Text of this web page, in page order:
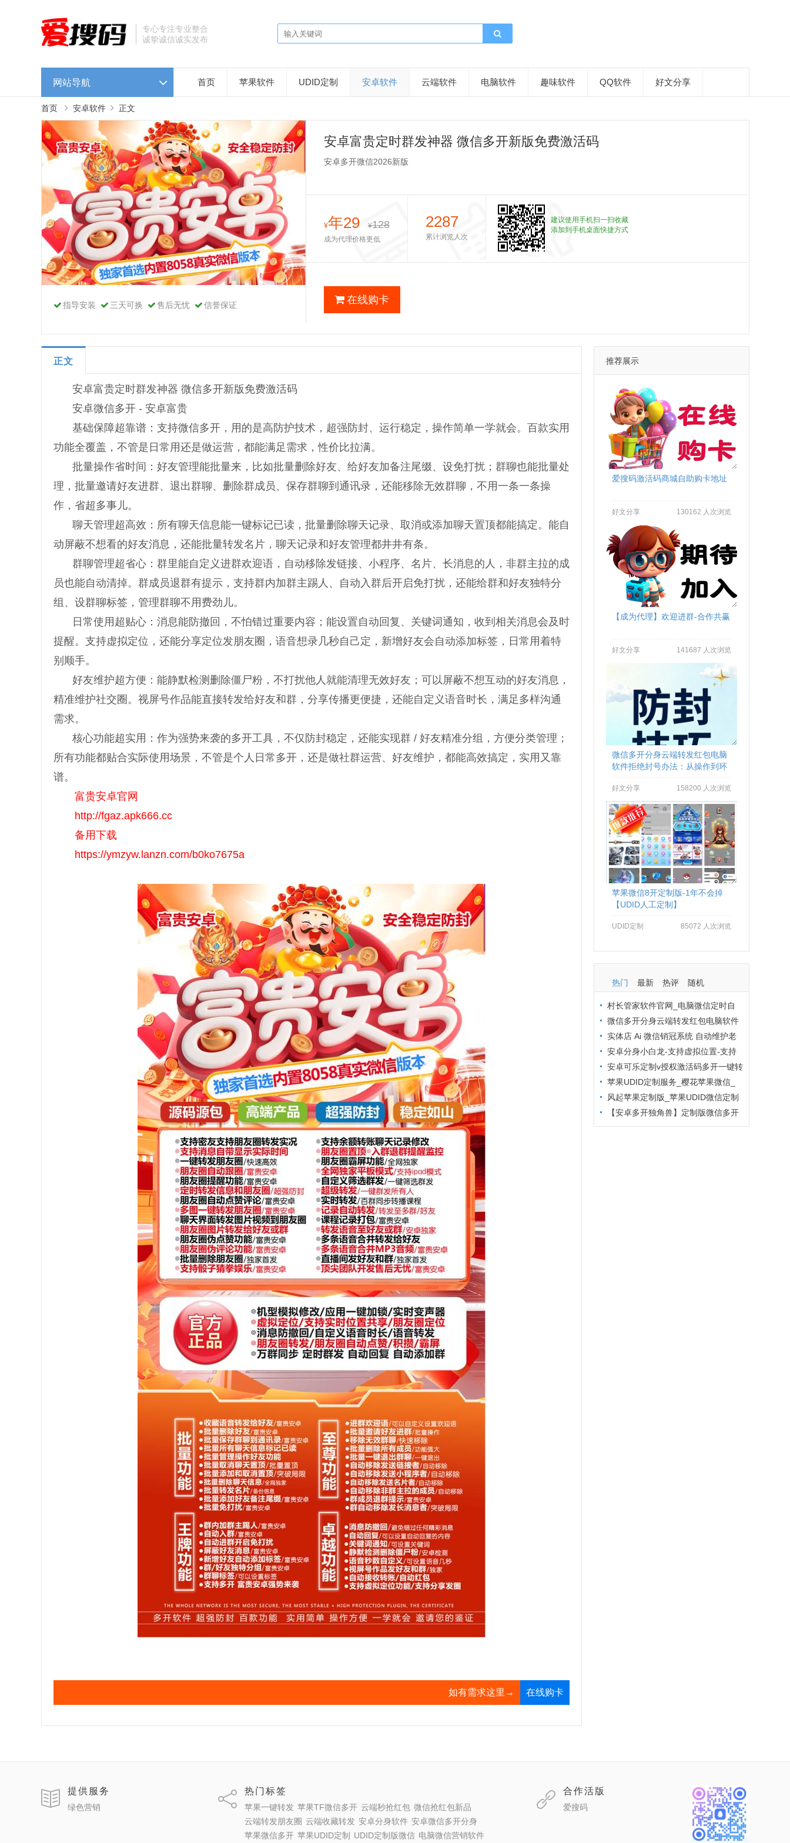
专心专注专业整合
诚挚诚信诚实发布
网站导航 首页 苹果软件 UDID定制 安卓软件 云端软件 电脑软件 趣味软件 QQ软件 好文分享
首页 安卓软件 正文
指导安装 三天可换 售后无忧 信誉保证
安卓富贵定时群发神器 微信多开新版免费激活码
安卓多开微信2026新版
¥年29 ¥128
成为代理价格更低
2287
累计浏览人次
建议使用手机扫一扫收藏
添加到手机桌面快捷方式
在线购卡
正文
安卓富贵定时群发神器 微信多开新版免费激活码
安卓微信多开 - 安卓富贵
基础保障超靠谱：支持微信多开，用的是高防护技术，超强防封、运行稳定，操作简单一学就会。百款实用
功能全覆盖，不管是日常用还是做运营，都能满足需求，性价比拉满。
批量操作省时间：好友管理能批量来，比如批量删除好友、给好友加备注尾缀、设免打扰；群聊也能批量处
理，批量邀请好友进群、退出群聊、删除群成员、保存群聊到通讯录，还能移除无效群聊，不用一条一条操
作，省超多事儿。
聊天管理超高效：所有聊天信息能一键标记已读，批量删除聊天记录、取消或添加聊天置顶都能搞定。能自
动屏蔽不想看的好友消息，还能批量转发名片，聊天记录和好友管理都井井有条。
群聊管理超省心：群里能自定义进群欢迎语，自动移除发链接、小程序、名片、长消息的人，非群主拉的成
员也能自动清掉。群成员退群有提示，支持群内加群主踢人、自动入群后开启免打扰，还能给群和好友独特分
组、设群聊标签，管理群聊不用费劲儿。
日常使用超贴心：消息能防撤回，不怕错过重要内容；能设置自动回复、关键词通知，收到相关消息会及时
提醒。支持虚拟定位，还能分享定位发朋友圈，语音想录几秒自己定，新增好友会自动添加标签，日常用着特
别顺手。
好友维护超方便：能静默检测删除僵尸粉，不打扰他人就能清理无效好友；可以屏蔽不想互动的好友消息，
精准维护社交圈。视屏号作品能直接转发给好友和群，分享传播更便捷，还能自定义语音时长，满足多样沟通
需求。
核心功能超实用：作为强势来袭的多开工具，不仅防封稳定，还能实现群 / 好友精准分组，方便分类管理；
所有功能都贴合实际使用场景，不管是个人日常多开，还是做社群运营、好友维护，都能高效搞定，实用又靠
谱。
富贵安卓官网
http://fgaz.apk666.cc
备用下载
https://ymzyw.lanzn.com/b0ko7675a
如有需求这里→ 在线购卡
推荐展示
爱搜码激活码商城自助购卡地址
好文分享 130162 人次浏览
【成为代理】欢迎进群-合作共赢
好文分享 141687 人次浏览
微信多开分身云端转发红包电脑
软件拒绝封号办法：从操作到环
好文分享 158200 人次浏览
苹果微信8开定制版-1年不会掉
【UDID人工定制】
UDID定制 85072 人次浏览
热门 最新 热评 随机
村长管家软件官网_电脑微信定时自
动群发软件_村长管家微信营销
微信多开分身云端转发红包电脑软件
拒绝封号办法：从操作到环境全流程避
坑
实体店 Ai 微信销冠系统 自动维护老
客户 24 小时在线客服解决方案
安卓分身小白龙-支持虚拟位置-支持
主题更换
安卓可乐定制v授权激活码多开一键转
发苹果UDID定制服务_樱花苹果微信_
定制多开专属版本
风起苹果定制版_苹果UDID微信定制
_微信分身定制服务
【安卓多开独角兽】定制版微信多开
防封6.2版本
提供服务
绿色营销
热门标签
苹果一键转发 苹果TF微信多开 云端秒抢红包 微信抢红包新品
云端转发朋友圈 云端收藏转发 安卓分身软件 安卓微信多开分身
苹果微信多开 苹果UDID定制 UDID定制版微信 电脑微信营销软件
合作活版
爱搜码